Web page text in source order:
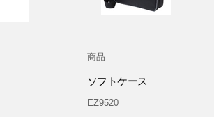
商品
ソフトケース
EZ9520